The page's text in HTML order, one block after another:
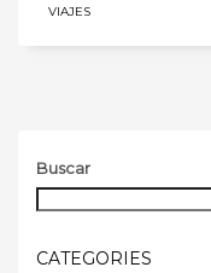
VIAJES
Buscar
CATEGORIES